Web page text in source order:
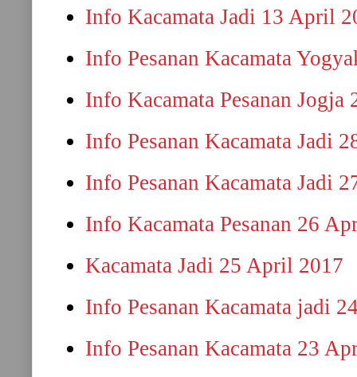
Info Kacamata Jadi 13 April
Info Pesanan Kacamata
Info Kacamata Pesanan
Info Pesanan Kacamata Jadi
Info Pesanan Kacamata Jadi
Info Kacamata Pesanan 26
Kacamata Jadi 25 April 2017
Info Pesanan Kacamata jadi
Info Pesanan Kacamata 23